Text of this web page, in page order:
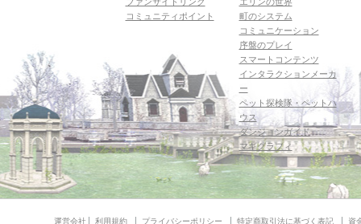
コミュニティポイント
町のシステム
コミュニケーション
序盤のプレイ
スマートコンテンツ
インタラクションメーカ
ー
ペット探検隊・ペットハ
ウス
ダンジョンガイド
マギグラフィ
運営会社 利用規約 プライバシーポリシー 特定商取引法に基づく表記 資